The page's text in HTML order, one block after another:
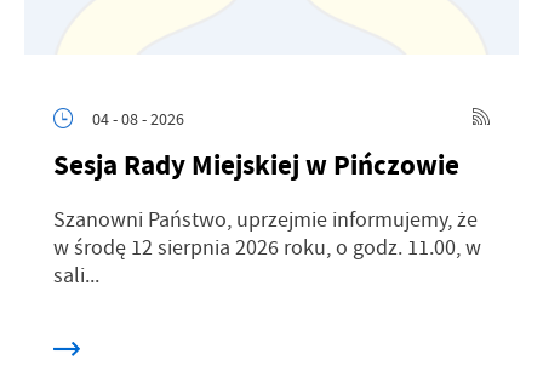
04 - 08 - 2026
Sesja Rady Miejskiej w Pińczowie
Szanowni Państwo, uprzejmie informujemy, że
w środę 12 sierpnia 2026 roku, o godz. 11.00, w
sali...